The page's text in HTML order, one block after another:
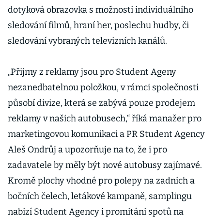
dotyková obrazovka s možností individuálního
sledování filmů, hraní her, poslechu hudby, či
sledování vybraných televizních kanálů.
„Přijmy z reklamy jsou pro Student Ageny
nezanedbatelnou položkou, v rámci společnosti
působí divize, která se zabývá pouze prodejem
reklamy v našich autobusech,“ říká manažer pro
marketingovou komunikaci a PR Student Agency
Aleš Ondrůj a upozorňuje na to, že i pro
zadavatele by měly být nové autobusy zajímavé.
Kromě plochy vhodné pro polepy na zadních a
bočních čelech, letákové kampaně, samplingu
nabízí Student Agency i promítání spotů na